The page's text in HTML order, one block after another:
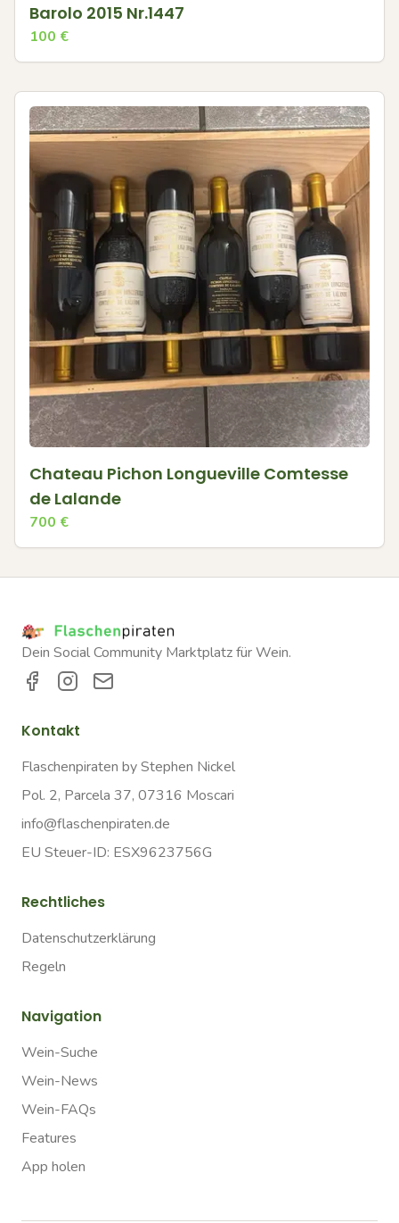
Barolo 2015 Nr.1447
100 €
Chateau Pichon Longueville Comtesse
de Lalande
700 €
Dein Social Community Marktplatz für Wein.
Kontakt
Flaschenpiraten by Stephen Nickel
Pol. 2, Parcela 37, 07316 Moscari
info@flaschenpiraten.de
EU Steuer-ID: ESX9623756G
Rechtliches
Datenschutzerklärung
Regeln
Navigation
Wein-Suche
Wein-News
Wein-FAQs
Features
App holen